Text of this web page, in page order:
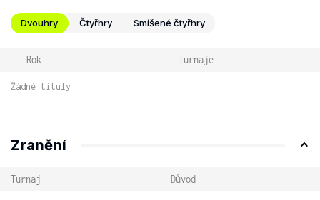
Dvouhry Čtyřhry Smíšené čtyřhry
Rok Turnaje
Žádné tituly
Zranění
Turnaj Důvod